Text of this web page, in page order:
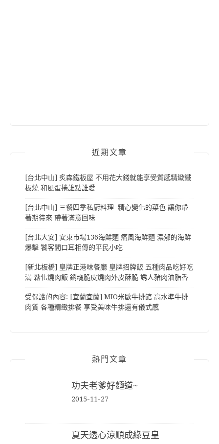
近期文章
[台北中山] 炙森鐵板屋 不用花大錢就能享受質感精緻鐵
板燒 和風蛋捲誰點誰愛
[台北中山] 三餐四季私廚料理 精心變化的菜色 讓你帶
著期待來 帶著滿意回味
[台北大安] 安東市場136海鮮麵 痛風海鮮麵 濃郁的海鮮
爆擊 饕客間口耳相傳的平民小吃
[新北板橋] 皇牌正港味餐廳 皇牌招牌飯 五種肉品吃好吃
滿 鬆化燒肉飯 銷魂脆皮燒肉外皮酥脆 誘人豬肉油脂香
受保護的內容: [宜蘭宜蘭] MIO米歐牛排館 高水準牛排
肉質 各種精緻排餐 享受美味牛排還有儀式感
熱門文章
功夫老爹好麵道~
2015-11-27
夏天透心涼順成綠豆皇